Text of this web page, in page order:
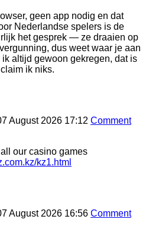
geen app nodig en dat
Nederlandse spelers is de
het gesprek — ze draaien op
dus weet waar je aan
altijd gewoon gekregen, dat is
ik niks.
August 2026 17:12 Comment
our casino games
kz1.html
August 2026 16:56 Comment